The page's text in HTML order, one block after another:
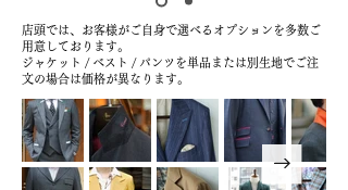
店頭では、お客様がご自身で選べるオプションを多数ご
用意しております。
ジャケット / べスト / パンツを単品または別生地でご注
文の場合は価格が異なります。